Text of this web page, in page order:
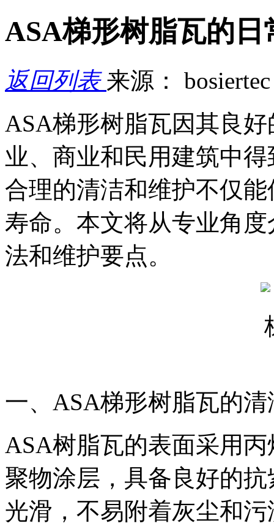
ASA梯形树脂瓦的
返回列表来源：
ASA梯形树脂瓦因其良
业、商业和民用建筑中
合理的清洁和维护不仅
寿命。本文将从专业角
法和维护要点。
一、ASA梯形树脂瓦的清
ASA树脂瓦的表面采用
聚物涂层，具备良好的
光滑，不易附着灰尘和